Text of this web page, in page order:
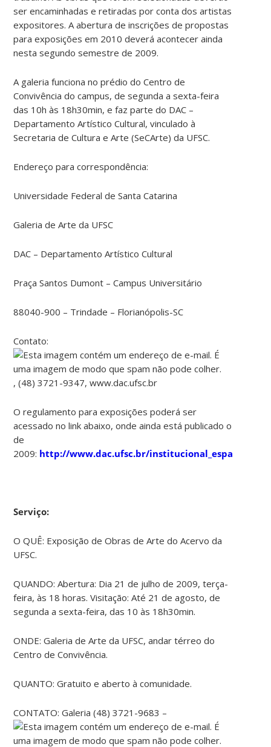
ser encaminhadas e retiradas por conta dos artistas
expositores. A abertura de inscrições de propostas
para exposições em 2010 deverá acontecer ainda
nesta segundo semestre de 2009.
A galeria funciona no prédio do Centro de
Convivência do campus, de segunda a sexta-feira
das 10h às 18h30min, e faz parte do DAC –
Departamento Artístico Cultural, vinculado à
Secretaria de Cultura e Arte (SeCArte) da UFSC.
Endereço para correspondência:
Universidade Federal de Santa Catarina
Galeria de Arte da UFSC
DAC – Departamento Artístico Cultural
Praça Santos Dumont – Campus Universitário
88040-900 – Trindade – Florianópolis-SC
Contato:
, (48) 3721-9347, www.dac.ufsc.br
O regulamento para exposições poderá ser
acessado no link abaixo, onde ainda está publicado o
de
2009: http://www.dac.ufsc.br/
Serviço:
O QUÊ: Exposição de Obras de Arte do Acervo da
UFSC.
QUANDO: Abertura: Dia 21 de julho de 2009, terça-
feira, às 18 horas. Visitação: Até 21 de agosto, de
segunda a sexta-feira, das 10 às 18h30min.
ONDE: Galeria de Arte da UFSC, andar térreo do
Centro de Convivência.
QUANTO: Gratuito e aberto à comunidade.
CONTATO: Galeria (48) 3721-9683 –